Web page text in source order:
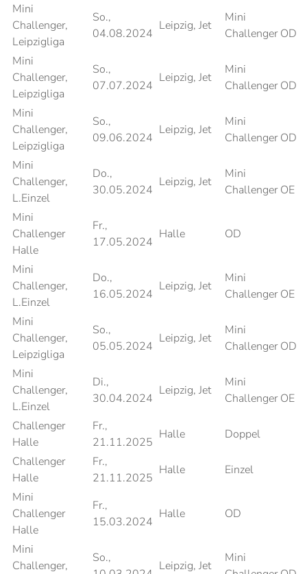
Mini
Challenger,
Leipzigliga
So.,
04.08.2024
Leipzig, Jet
Mini
Challenger OD
Mini
Challenger,
Leipzigliga
So.,
07.07.2024
Leipzig, Jet
Mini
Challenger OD
Mini
Challenger,
Leipzigliga
So.,
09.06.2024
Leipzig, Jet
Mini
Challenger OD
Mini
Challenger,
L.Einzel
Do.,
30.05.2024
Leipzig, Jet
Mini
Challenger OE
Mini
Challenger
Halle
Fr.,
17.05.2024
Halle OD
Mini
Challenger,
L.Einzel
Do.,
16.05.2024
Leipzig, Jet
Mini
Challenger OE
Mini
Challenger,
Leipzigliga
So.,
05.05.2024
Leipzig, Jet
Mini
Challenger OD
Mini
Challenger,
L.Einzel
Di.,
30.04.2024
Leipzig, Jet
Mini
Challenger OE
Challenger
Halle
Fr.,
21.11.2025
Halle
Doppel
Challenger
Halle
Fr.,
21.11.2025
Halle
Einzel
Mini
Challenger
Halle
Fr.,
15.03.2024
Halle OD
Mini
Challenger,
So.,
Leipzig, Jet
Mini